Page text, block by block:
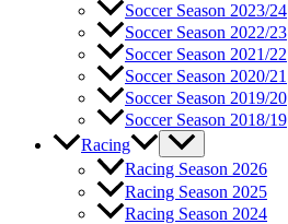
Soccer Season 2023/24
Soccer Season 2022/23
Soccer Season 2021/22
Soccer Season 2020/21
Soccer Season 2019/20
Soccer Season 2018/19
Racing
Racing Season 2026
Racing Season 2025
Racing Season 2024